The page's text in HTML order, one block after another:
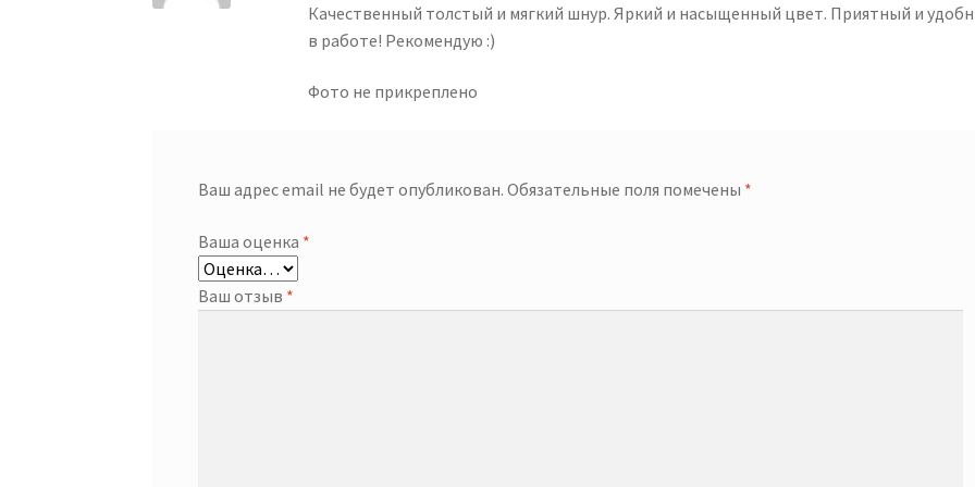
Качественный толстый и мягкий шнур. Яркий и насыщенный цвет. Приятный и
в работе! Рекомендую :)
Фото не прикреплено
Ваш адрес email не будет опубликован. Обязательные поля помечены *
Ваша оценка *
Ваш отзыв *